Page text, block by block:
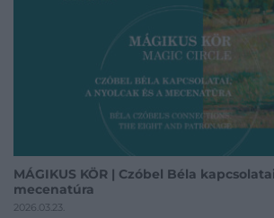
MÁGIKUS KÖR | Czóbel Béla
mecenatúra
2026.03.23.